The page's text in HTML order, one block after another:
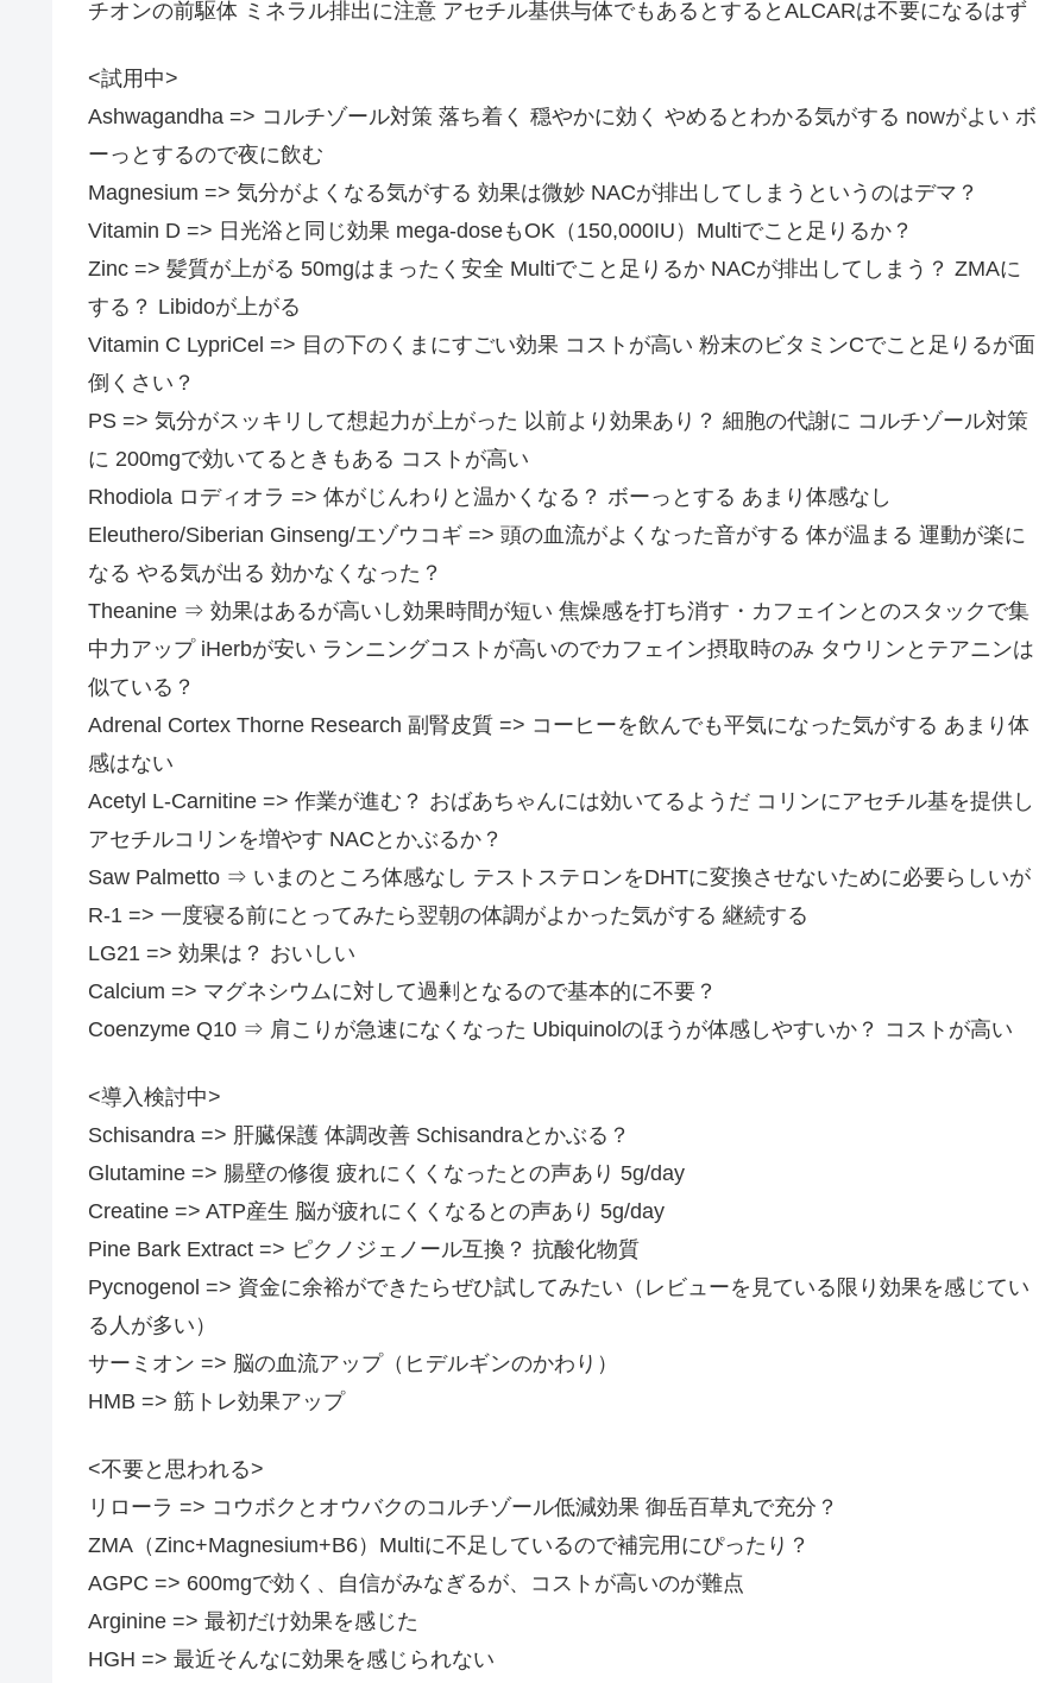
チオンの前駆体 ミネラル排出に注意 アセチル基供与体でもあるとするとALCARは不要になるはず
<試用中>
Ashwagandha => コルチゾール対策 落ち着く 穏やかに効く やめるとわかる気がする nowがよい ボ
ーっとするので夜に飲む
Magnesium => 気分がよくなる気がする 効果は微妙 NACが排出してしまうというのはデマ？
Vitamin D => 日光浴と同じ効果 mega-doseもOK（150,000IU）Multiでこと足りるか？
Zinc => 髪質が上がる 50mgはまったく安全 Multiでこと足りるか NACが排出してしまう？ ZMAに
する？ Libidoが上がる
Vitamin C LypriCel => 目の下のくまにすごい効果 コストが高い 粉末のビタミンCでこと足りるが面
倒くさい？
PS => 気分がスッキリして想起力が上がった 以前より効果あり？ 細胞の代謝に コルチゾール対策
に 200mgで効いてるときもある コストが高い
Rhodiola ロディオラ => 体がじんわりと温かくなる？ ボーっとする あまり体感なし
Eleuthero/Siberian Ginseng/エゾウコギ => 頭の血流がよくなった音がする 体が温まる 運動が楽に
なる やる気が出る 効かなくなった？
Theanine ⇒ 効果はあるが高いし効果時間が短い 焦燥感を打ち消す・カフェインとのスタックで集
中力アップ iHerbが安い ランニングコストが高いのでカフェイン摂取時のみ タウリンとテアニンは
似ている？
Adrenal Cortex Thorne Research 副腎皮質 => コーヒーを飲んでも平気になった気がする あまり体
感はない
Acetyl L-Carnitine => 作業が進む？ おばあちゃんには効いてるようだ コリンにアセチル基を提供し
アセチルコリンを増やす NACとかぶるか？
Saw Palmetto ⇒ いまのところ体感なし テストステロンをDHTに変換させないために必要らしいが
R-1 => 一度寝る前にとってみたら翌朝の体調がよかった気がする 継続する
LG21 => 効果は？ おいしい
Calcium => マグネシウムに対して過剰となるので基本的に不要？
Coenzyme Q10 ⇒ 肩こりが急速になくなった Ubiquinolのほうが体感しやすいか？ コストが高い
<導入検討中>
Schisandra => 肝臓保護 体調改善 Schisandraとかぶる？
Glutamine => 腸壁の修復 疲れにくくなったとの声あり 5g/day
Creatine => ATP産生 脳が疲れにくくなるとの声あり 5g/day
Pine Bark Extract => ピクノジェノール互換？ 抗酸化物質
Pycnogenol => 資金に余裕ができたらぜひ試してみたい（レビューを見ている限り効果を感じてい
る人が多い）
サーミオン => 脳の血流アップ（ヒデルギンのかわり）
HMB => 筋トレ効果アップ
<不要と思われる>
リローラ => コウボクとオウバクのコルチゾール低減効果 御岳百草丸で充分？
ZMA（Zinc+Magnesium+B6）Multiに不足しているので補完用にぴったり？
AGPC => 600mgで効く、自信がみなぎるが、コストが高いのが難点
Arginine => 最初だけ効果を感じた
HGH => 最近そんなに効果を感じられない